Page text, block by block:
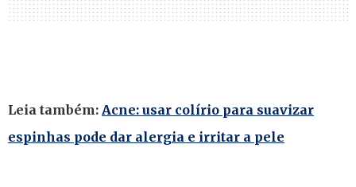
Leia também: Acne: usar colírio para suavizar
espinhas pode dar alergia e irritar a pele